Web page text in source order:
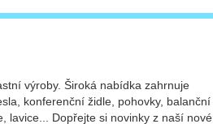
výroby. Široká nabídka zahrnuje
konferenční židle, pohovky, balanční
lavice... Dopřejte si novinky z naší nové